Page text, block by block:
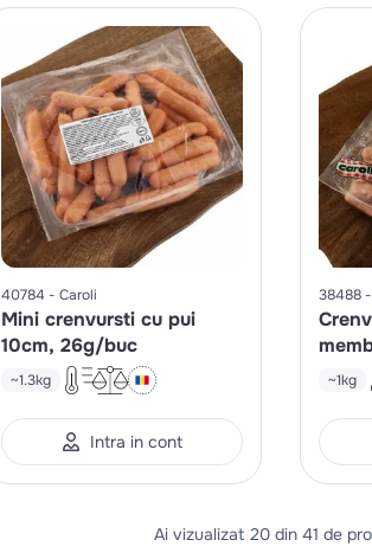
40784 Caroli
Mini crenvursti cu pui
10cm, 26g/buc
~1.3kg
Intra in cont
38488
~1kg
Ai vizualizat 20 din 41 de